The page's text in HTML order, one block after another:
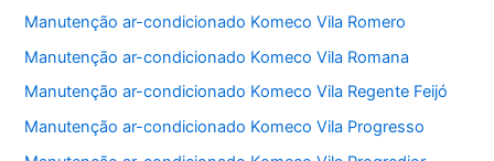
Manutenção ar-condicionado Komeco Vila Romero
Manutenção ar-condicionado Komeco Vila Romana
Manutenção ar-condicionado Komeco Vila Regente Feijó
Manutenção ar-condicionado Komeco Vila Progresso